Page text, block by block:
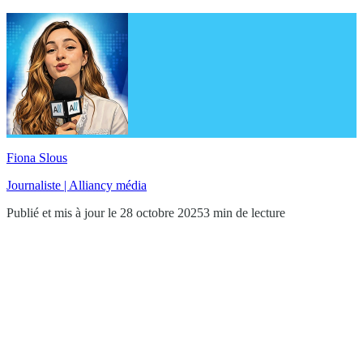
Fiona Slous
Journaliste | Alliancy média
Publié et mis à jour le 28 octobre 20253 min de lecture